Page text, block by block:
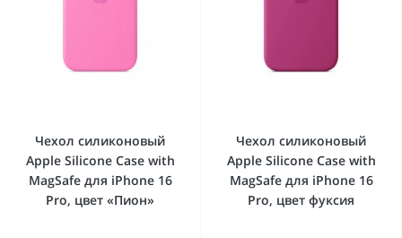
Чехол силиконовый
Apple Silicone Case with
MagSafe для iPhone 16
Pro, цвет «Пион»
Чехол силиконовый
Apple Silicone Case with
MagSafe для iPhone 16
Pro, цвет фуксия